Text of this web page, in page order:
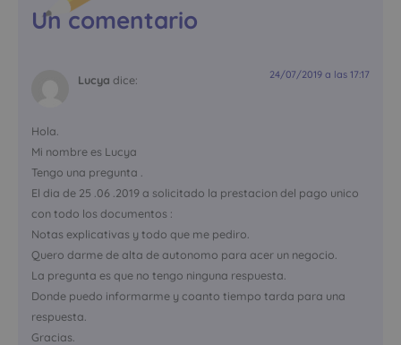
Un comentario
Lucya dice: 24/07/2019 a las 17:17
Hola.
Mi nombre es Lucya
Tengo una pregunta .
El dia de 25 .06 .2019 a solicitado la prestacion del pago unico
con todo los documentos :
Notas explicativas y todo que me pediro.
Quero darme de alta de autonomo para acer un negocio.
La pregunta es que no tengo ninguna respuesta.
Donde puedo informarme y coanto tiempo tarda para una
respuesta.
Gracias.